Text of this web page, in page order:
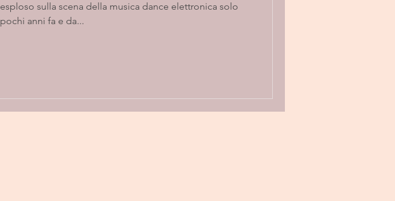
esploso sulla scena della musica dance elettronica solo
pochi anni fa e da...